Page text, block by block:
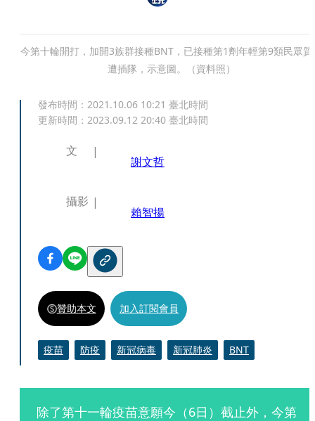
今第十輪開打，加開3族群接種BNT，已接種第1劑年輕第9類民眾
遭插隊，示意圖。（資料照）
發布時間： 2021.10.06 10:21 臺北時間
更新時間： 2023.09.12 20:40 臺北時間
文
謝文哲
攝影
賴智揚
贊助本文 加入訂閱會員
疫苗 防疫 新冠病毒 新冠肺炎 BNT
除了第十一輪疫苗意願今（6日）截止外，今第